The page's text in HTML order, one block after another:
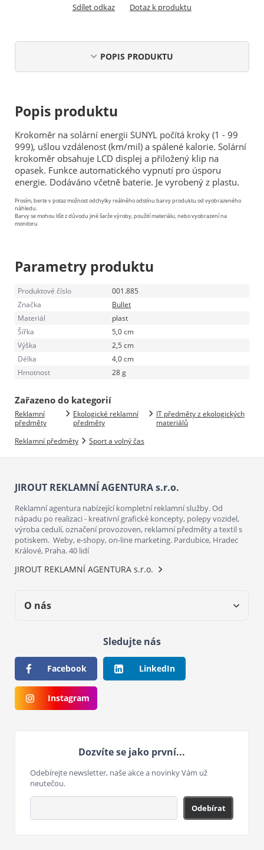
Sdílet odkaz Dotaz k produktu
POPIS PRODUKTU
Popis produktu
Krokoměr na solární energii SUNYL počítá kroky (1 - 99
999), ušlou vzdálenost (km/mil) a spálené kalorie. Solární
krokoměr obsahuje LCD displej a přiložený klip na
opasek. Funkce automatického vypnutí pro úsporu
energie. Dodáváno včetně baterie. Je vyrobený z plastu.
Prosím, berte v potaz možnost odchylky reálného odstínu barvy produktu od vyobrazeného
náhledu.
Barvy se mohou lišit z důvodu jiné šarže výroby, použití materiálu, nebo vyobrazení na
monitoru
Parametry produktu
Produktové číslo
001.885
Značka
Bullet
Materiál
plast
Šířka
5,0 cm
Výška
2,5 cm
Délka
4,0 cm
Hmotnost
28 g
Zařazeno do kategorií
Reklamní
předměty
Ekologické reklamní
předměty
IT předměty z ekologických
materiálů
Reklamní předměty
Sport a volný čas
JIROUT REKLAMNÍ AGENTURA s.r.o.
Reklamní agentura nabízející kompletní reklamní služby. Od
nápadu po realizaci - kreativní grafické koncepty, polepy vozidel,
výroba cedulí, označení provozoven, reklamní předměty a textil s
potiskem. Weby, e-shopy, on-line marketing. Pardubice, Hradec
Králové, Praha. 40 lidí
JIROUT REKLAMNÍ AGENTURA s.r.o.
O nás
Sledujte nás
Facebook LinkedIn
Instagram
Dozvíte se jako první...
Odebírejte newsletter, naše akce a novinky Vám už
neutečou.
Odebírat